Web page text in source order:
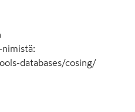
nimistä:
databases/cosing/